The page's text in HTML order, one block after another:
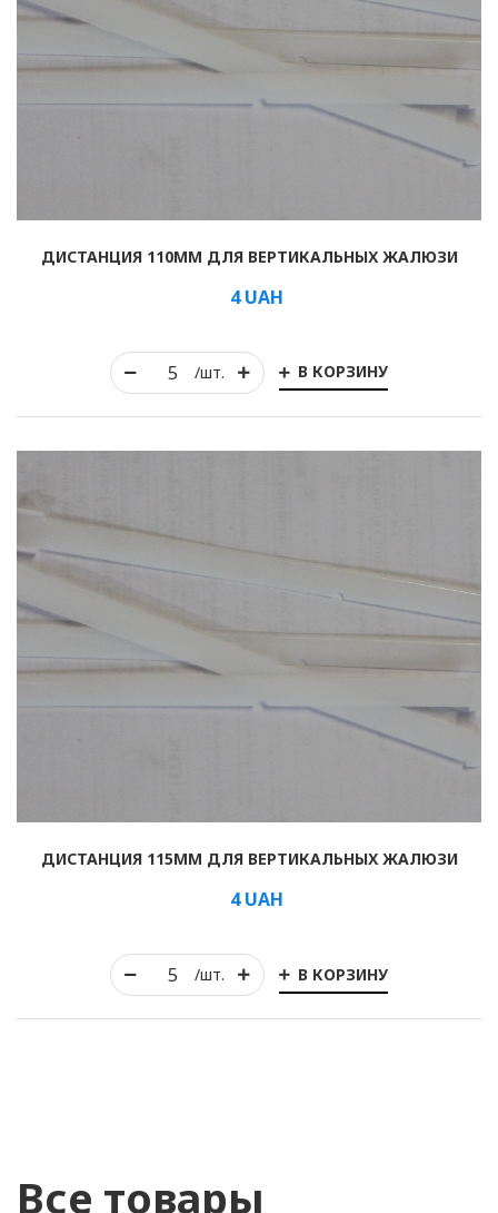
/шт. В КОРЗИНУ
ДИСТАНЦИЯ 110ММ ДЛЯ ВЕРТИКАЛЬНЫХ ЖАЛЮЗИ
4UAH
/шт. В КОРЗИНУ
ДИСТАНЦИЯ 115ММ ДЛЯ ВЕРТИКАЛЬНЫХ ЖАЛЮЗИ
4UAH
Все товары